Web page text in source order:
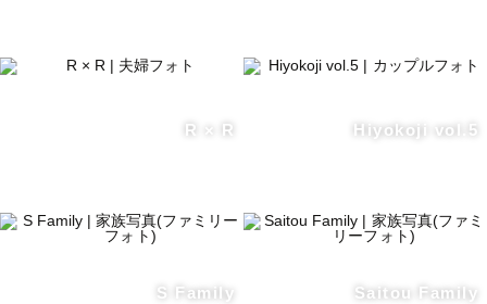
R × R Hiyokoji vol.5
S Family Saitou Family